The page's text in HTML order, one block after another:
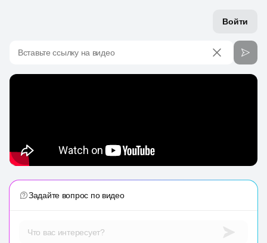
Войти
Вставьте ссылку на видео
Задайте вопрос по видео
Что вас интересует?